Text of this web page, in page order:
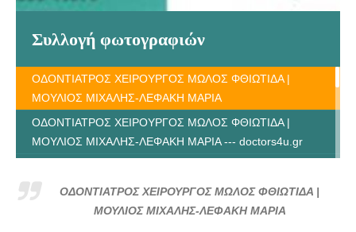
Συλλογή φωτογραφιών
ΟΔΟΝΤΙΑΤΡΟΣ ΧΕΙΡΟΥΡΓΟΣ ΜΩΛΟΣ ΦΘΙΩΤΙΔΑ |
ΜΟΥΛΙΟΣ ΜΙΧΑΛΗΣ-ΛΕΦΑΚΗ ΜΑΡΙΑ
ΟΔΟΝΤΙΑΤΡΟΣ ΧΕΙΡΟΥΡΓΟΣ ΜΩΛΟΣ ΦΘΙΩΤΙΔΑ |
ΜΟΥΛΙΟΣ ΜΙΧΑΛΗΣ-ΛΕΦΑΚΗ ΜΑΡΙΑ --- doctors4u.gr
ΜΟΥΛΙΟΣ ΜΙΧΑΛΗΣ-ΛΕΦΑΚΗ ΜΑΡΙΑ --- doctors4u.gr
ΟΔΟΝΤΙΑΤΡΟΣ ΧΕΙΡΟΥΡΓΟΣ ΜΩΛΟΣ ΦΘΙΩΤΙΔΑ |
ΟΔΟΝΤΙΑΤΡΟΣ ΧΕΙΡΟΥΡΓΟΣ ΜΩΛΟΣ ΦΘΙΩΤΙΔΑ |
ΜΟΥΛΙΟΣ ΜΙΧΑΛΗΣ-ΛΕΦΑΚΗ ΜΑΡΙΑ